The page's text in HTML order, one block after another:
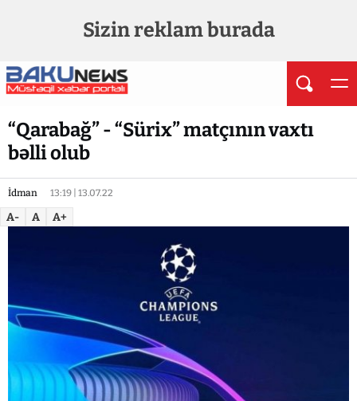
Sizin reklam burada
“Qarabağ” - “Sürix” matçının vaxtı
bəlli olub
İdman 13:19 | 13.07.22
A- A A+